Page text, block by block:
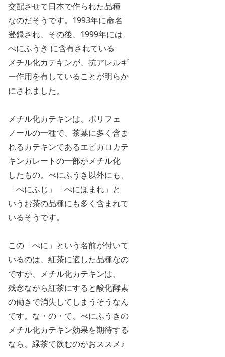
交配させて日本で作られた品種
なのだそうです。 1993年に命名
登録され、その後、 1999年には
べにふうき に含有されている
メチル化カテキンが、抗アレルギ
ー作用を有していることが明らか
にされました。
メチル化カテキンは、ポリフェ
ノールの一種で、茶葉に多く含ま
れるカテキンであるエピガロカテ
キンガレートの一部がメチル化
したもの。べにふうき以外にも、
「べにふじ」「べにほまれ」と
いうお茶の品種にも多く含まれて
いるそうです。
この「べに」という名前が付いて
いるのは、紅茶に適した品種なの
ですが、メチル化カテキンは、
残念ながら紅茶にすると酸化酵素
の働きで消失してしまう そうなん
です。な・の・で、べにふうきの
メチル化カテキン効果を期待する
なら、緑茶で飲むのがおススメ♪